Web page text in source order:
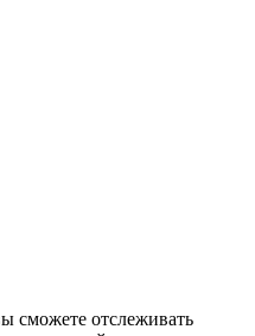
сможете отслеживать